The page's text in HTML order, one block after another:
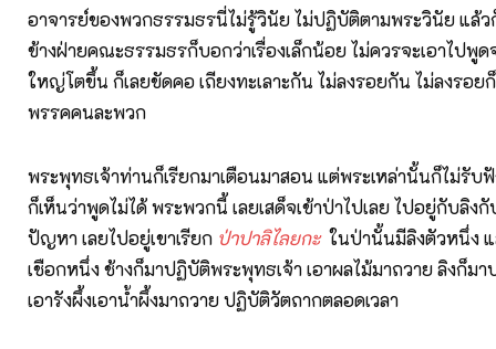
อาจารย์ของพวกธรรมธรนี่ไม่รู้วินัย ไม่ปฏิบัติตามพระวินัย แล้ว
ข้างฝ่ายคณะธรรมธรก็บอกว่าเรื่องเล็กน้อย ไม่ควรจะเอาไปพู
ใหญ่โตขึ้น ก็เลยขัดคอ เถียงทะเลาะกัน ไม่ลงรอยกัน ไม่ลงรอ
พรรคคนละพวก
พระพุทธเจ้าท่านก็เรียกมาเตือนมาสอน แต่พระเหล่านั้นก็ไม่รับ
ก็เห็นว่าพูดไม่ได้ พระพวกนี้ เลยเสด็จเข้าป่าไปเลย ไปอยู่กับลิง
ปัญหา เลยไปอยู่เขาเรียก ป่าปาลิไลยกะในป่านั้นมีลิงตัวหนึ่ง แ
เชือกหนึ่ง ช้างก็มาปฏิบัติพระพุทธเจ้า เอาผลไม้มาถวาย ลิงก็ม
เอารังผึ้งเอาน้ำผึ้งมาถวาย ปฏิบัติวัตถากตลอดเวลา